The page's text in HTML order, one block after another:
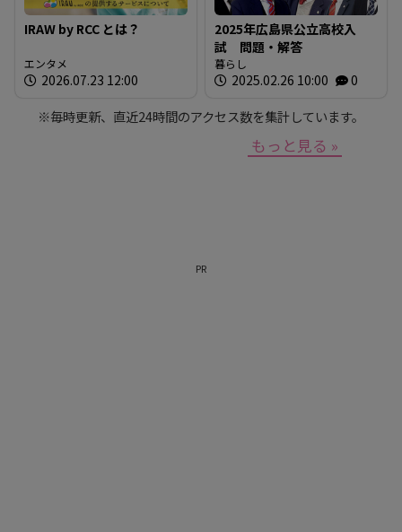
IRAW by RCC とは？
エンタメ
2026.07.23 12:00
2025年広島県公立高校入
試 問題・解答
暮らし
2025.02.26 10:00 0
※毎時更新、直近24時間のアクセス数を集計しています。
もっと見る »
PR